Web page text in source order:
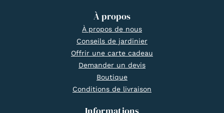
À propos
À propos de nous
Conseils de jardinier
Offrir une carte cadeau
Demander un devis
Boutique
Conditions de livraison